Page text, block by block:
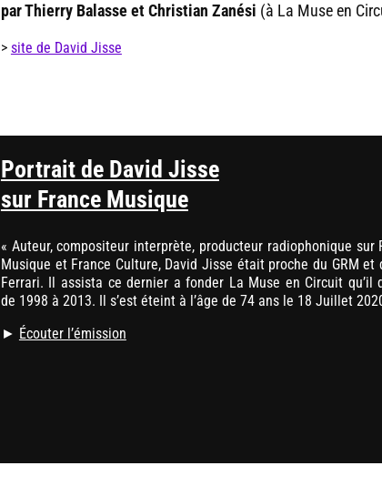
par Thierry Balasse et Christian Zanési (à La Muse en
> site de David Jisse
Portrait de David Jisse
sur France Musique
« Auteur, compositeur interprète, producteur radiophonique sur
Musique et France Culture, David Jisse était proche du GRM et
Ferrari. Il assista ce dernier a fonder La Muse en Circuit qu’il
de 1998 à 2013. Il s’est éteint à l’âge de 74 ans le 18 Juillet
► Écouter l’émission